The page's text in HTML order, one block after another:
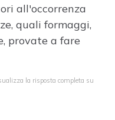
all'occorrenza
quali formaggi,
provate a fare
la risposta completa su